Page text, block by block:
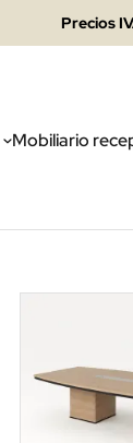
Precios
Mobiliario